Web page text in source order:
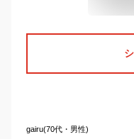
gairu(70代・男性)